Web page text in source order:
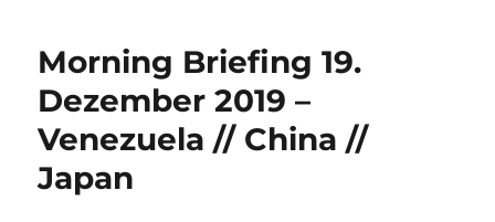
Morning Briefing 19.
Dezember 2019 –
Venezuela // China //
Japan